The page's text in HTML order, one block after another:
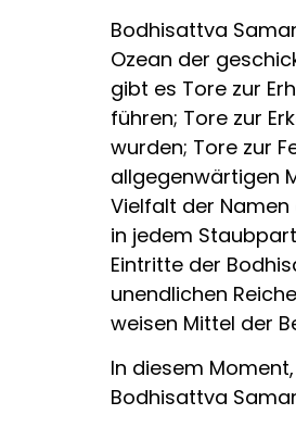
Bodhisattva
Ozean der
gibt es Tore zur
führen; Tore zur
wurden; Tore zur
allgegenwärtigen
Vielfalt der
in jedem
Eintritte der
unendlichen
weisen Mittel der
In diesem
Bodhisattva